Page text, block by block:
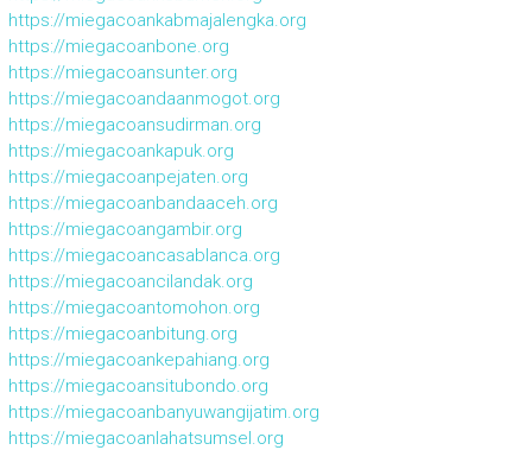
https://miegacoankabmajalengka.org
https://miegacoanbone.org
https://miegacoansunter.org
https://miegacoandaanmogot.org
https://miegacoansudirman.org
https://miegacoankapuk.org
https://miegacoanpejaten.org
https://miegacoanbandaaceh.org
https://miegacoangambir.org
https://miegacoancasablanca.org
https://miegacoancilandak.org
https://miegacoantomohon.org
https://miegacoanbitung.org
https://miegacoankepahiang.org
https://miegacoansitubondo.org
https://miegacoanbanyuwangijatim.org
https://miegacoanlahatsumsel.org